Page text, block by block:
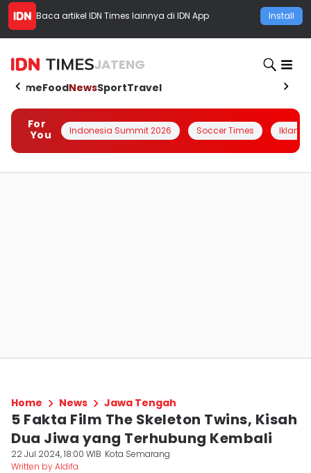
Baca artikel IDN Times lainnya di IDN App Install
JATENG
HomeFoodNewsSportTravel
For
You
Indonesia Summit 2026 Soccer Times Iklanin
Home News Jawa Tengah
5 Fakta Film The Skeleton Twins, Kisah
Dua Jiwa yang Terhubung Kembali
22 Jul 2024, 18:00 WIB Kota Semarang
Written by Aldifa